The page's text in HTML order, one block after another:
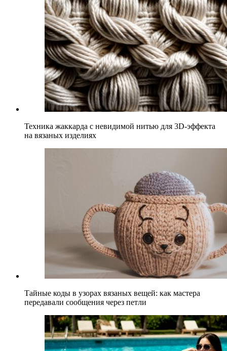
Техника жаккарда с невидимой нитью для 3D-эффекта
на вязаных изделиях
Тайные коды в узорах вязаных вещей: как мастера
передавали сообщения через петли